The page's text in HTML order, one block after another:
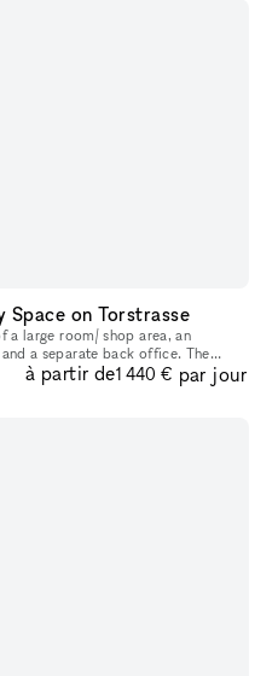
Space on Torstrasse
a large room/ shop area, an
a separate back office. The
will need for your presentation
à partir de1 440 € par jour